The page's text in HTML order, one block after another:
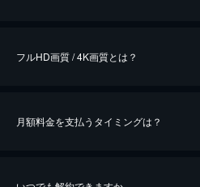
※40％ポイント還元の対象は、クレジットカード
iOSアプリのUコイン決済による作品の購入 /
フルHD画質 / 4K画質とは？
月額料金を支払うタイミングは？